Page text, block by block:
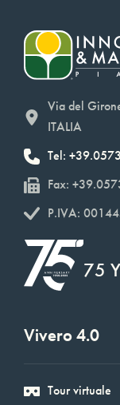
Via del
ITALIA
Tel:
Fax:
P.IVA:
75
Vivero 4.0
Tour virtuale